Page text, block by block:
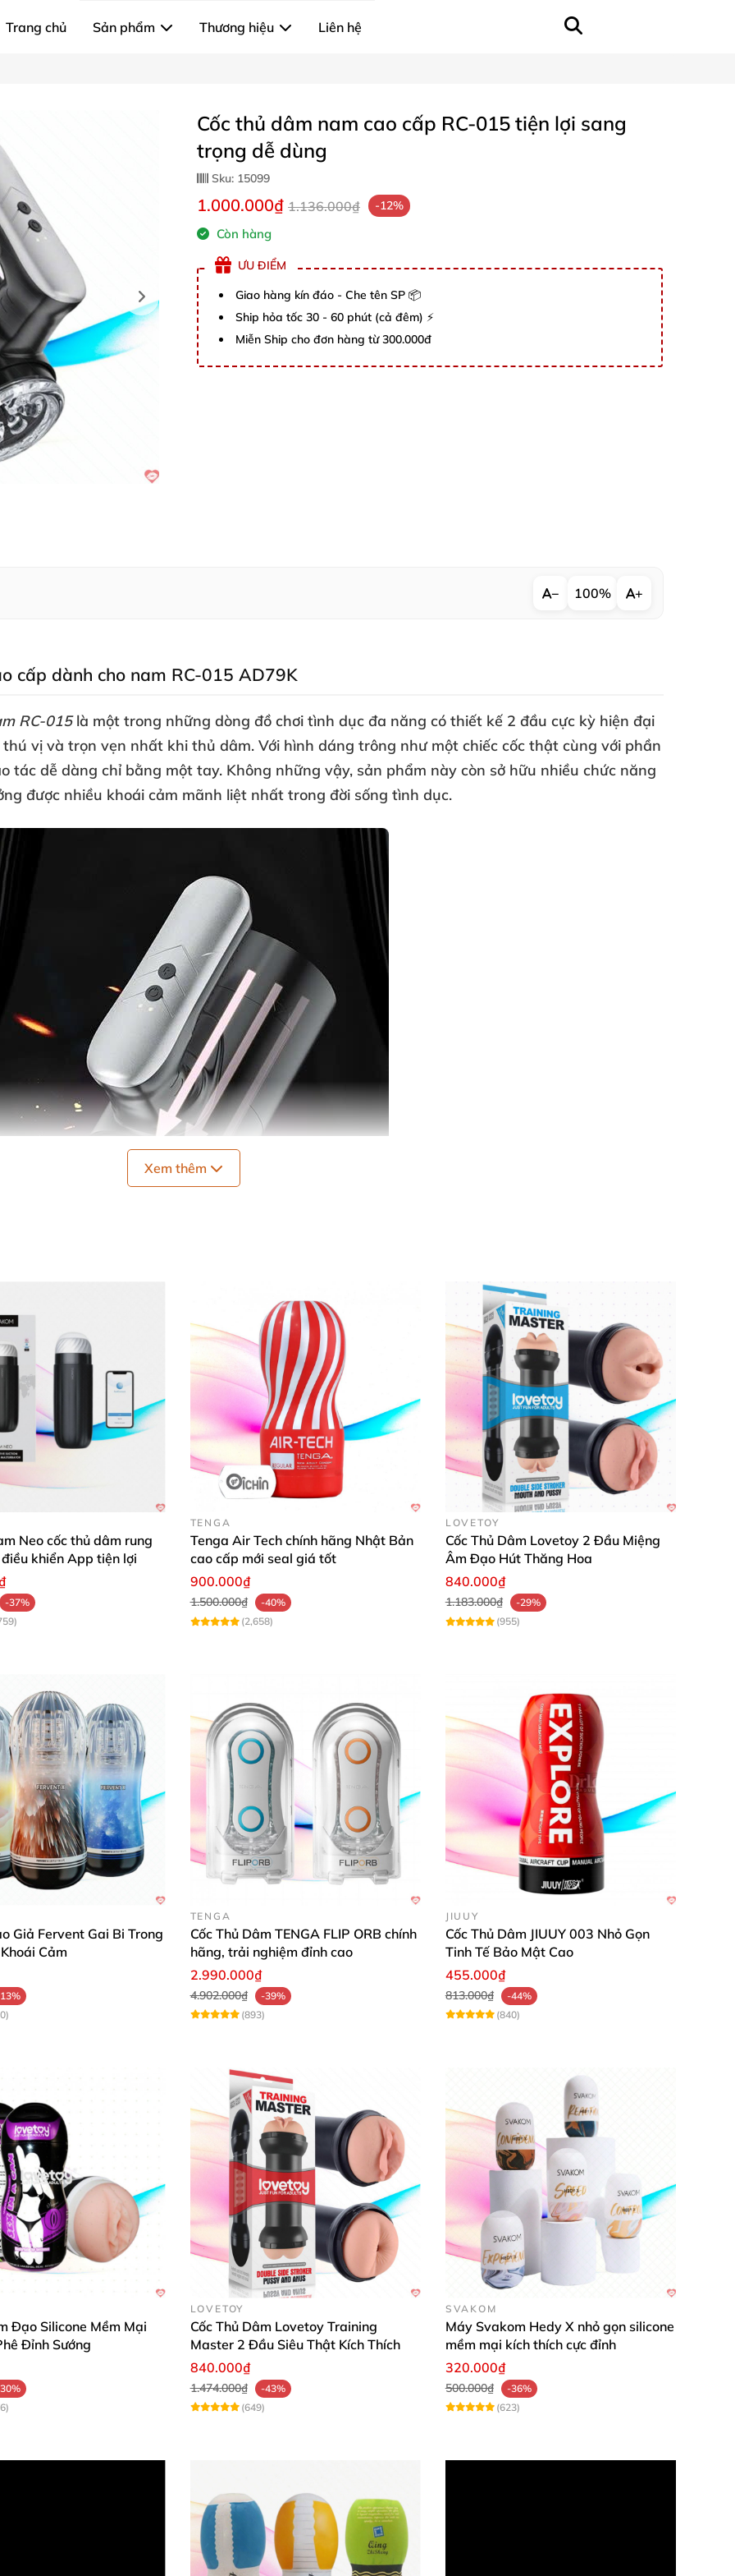
Trang chủ Sản phẩm Thương hiệu Liên hệ
Cốc thủ dâm nam cao cấp RC-015 tiện lợi sang
trọng dễ dùng
Sku: 15099
1.000.000₫ 1.136.000₫ -12%
Còn hàng
ƯU ĐIỂM
Giao hàng kín đáo - Che tên SP 📦
Ship hỏa tốc 30 - 60 phút (cả đêm) ⚡
Miễn Ship cho đơn hàng từ 300.000đ
− 100% +
cấp dành cho nam RC-015 AD79K
RC-015là một trong những dòng đồ chơi tình dục đa năng có thiết kế 2 đầu cực kỳ hiện đại
thú vị và trọn vẹn nhất khi thủ dâm. Với hình dáng trông như một chiếc cốc thật cùng với phần
tác dễ dàng chỉ bằng một tay. Không những vậy, sản phẩm này còn sở hữu nhiều chức năng
được nhiều khoái cảm mãnh liệt nhất trong đời sống tình dục.
dành cho nam giải tỏa nhu cầu sinh lý hiệu quảvà mang tới cảm giác thăng hoa đến khó cưỡng.
tay cao cấp dành cho nam RC-015 AD79K
cho nam RC-015.
, Đồ chơi cho nam.
lý; luyện tập cậu nhỏ trở nên khỏe mạnhvà cương cứng lâu hơn hơn.
nút bấm tăng cường chức năng bùng nổ nhất.
của Cốc thủ dâm cầm tay cao cấp dành cho nam
cầm tay cao cấp dành cho nam RC-015 AD79K
015 AD79K được làm từ chất liệu cao cấp là ABSvà TPE mang lại cho nam giới
những trải nghiệm
làm từ nhựa ABS cô cùng cứng cáp, có khả năng chịu va đập tốt mang lại sự bền bỉ cho động cơđể
dẻo, có tính đàn hồi cao và khả năng co giãn tốt phù hợpvới mọi loại kích thước của cậu nhỏ
nước tốt giúp bạn dễ dàng vệ sinh sạchsẽ mỗi khi sử dụngđể bảo đảm an toàn cho sức khỏe
nam có vỏ ngoài được làm bằng nhựa ABS chống va đập tốt bao vệ động cơ hoạt động bền bỉ lâu dài
ở hai đầu nên người dùngcó thể thủ dâm ở cả hai đầuvà linh hoạt thay đổi
không hề gây mệt hay bị mỏi tay.
Xem thêm
Neo cốc thủ dâm rung
khiển App tiện lợi
-37%
TENGA
Tenga Air Tech chính hãng Nhật Bản
cao cấp mới seal giá tốt
900.000₫
1.500.000₫
-40%
(2,658)
LOVETOY
Cốc Thủ Dâm Lovetoy 2 Đầu Miệng
Âm Đạo Hút Thăng Hoa
840.000₫
1.183.000₫
-29%
(955)
Giả Fervent Gai Bi Trong
Cảm
TENGA
Cốc Thủ Dâm TENGA FLIP ORB chính
hãng, trải nghiệm đỉnh cao
2.990.000₫
4.902.000₫
-39%
(893)
JIUUY
Cốc Thủ Dâm JIUUY 003 Nhỏ Gọn
Tinh Tế Bảo Mật Cao
455.000₫
813.000₫
-44%
(840)
Đạo Silicone Mềm Mại
Đỉnh Sướng
LOVETOY
Cốc Thủ Dâm Lovetoy Training
Master 2 Đầu Siêu Thật Kích Thích
840.000₫
1.474.000₫
-43%
(649)
SVAKOM
Máy Svakom Hedy X nhỏ gọn silicone
mềm mại kích thích cực đỉnh
320.000₫
500.000₫
-36%
(623)